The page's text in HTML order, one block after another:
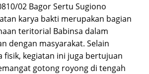
02 Bagor Sertu Sugiono
karya bakti merupakan bagian
teritorial Babinsa dalam
dengan masyarakat. Selain
fisik, kegiatan ini juga bertujuan
gotong royong di tengah